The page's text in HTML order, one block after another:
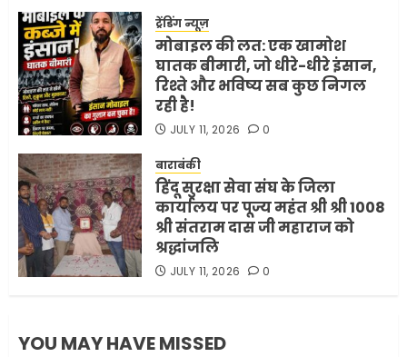
4
MAY 18, 2026
5
भारत-अमेरिका व्यापार समझौता
ट्रंप ने किया एलान
FEBRUARY 3, 2026
ट्रेंडिंग न्यूज़
मोबाइल की लत: एक खामोश
घातक बीमारी, जो धीरे-धीरे इंसान,
रिश्ते और भविष्य सब कुछ निगल
रही है!
JULY 11, 2026 0
बाराबंकी
हिंदू सुरक्षा सेवा संघ के जिला
कार्यालय पर पूज्य महंत श्री श्री 1008
श्री संतराम दास जी महाराज को
श्रद्धांजलि
JULY 11, 2026 0
YOU MAY HAVE MISSED